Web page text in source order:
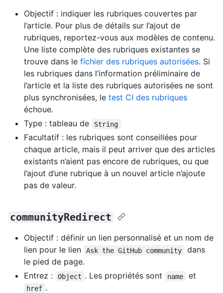
Objectif : indiquer les rubriques couvertes par
l’article. Pour plus de détails sur l’ajout de
rubriques, reportez-vous aux modèles de contenu.
Une liste complète des rubriques existantes se
trouve dans le fichier des rubriques autorisées. Si
les rubriques dans l’information préliminaire de
l’article et la liste des rubriques autorisées ne sont
plus synchronisées, le test CI des rubriques
échoue.
Type : tableau de
String
Facultatif : les rubriques sont conseillées pour
chaque article, mais il peut arriver que des articles
existants n’aient pas encore de rubriques, ou que
l’ajout d’une rubrique à un nouvel article n’ajoute
pas de valeur.
communityRedirect
Objectif : définir un lien personnalisé et un nom de
lien pour le lien
Ask the GitHub community
dans
le pied de page.
Entrez :
Object . Les propriétés sont name et
href .